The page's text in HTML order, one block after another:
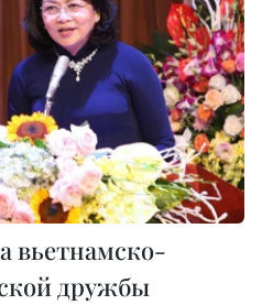
вьетнамско-
дружбы